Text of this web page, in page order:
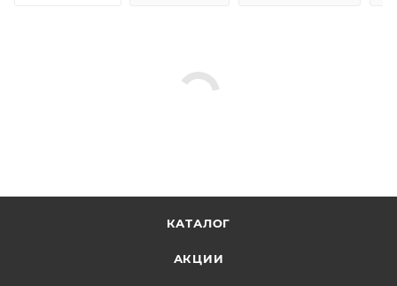
КАТАЛОГ
АКЦИИ